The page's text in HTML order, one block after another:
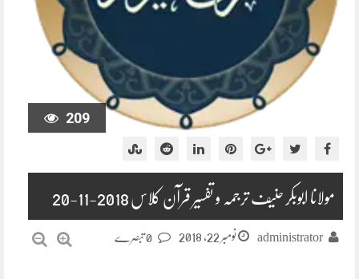
209
مولانا ابوبکر حنیف ترجمہ و تفسیر قرآن کلاس 2018-11-20
administrator نومبر 22, 2018